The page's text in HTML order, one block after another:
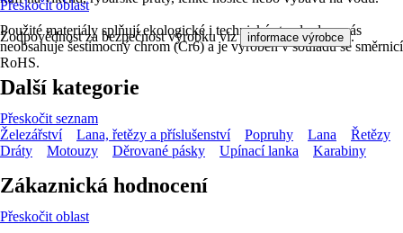
Použité materiály splňují ekologické i technické standardy – pás
neobsahuje šestimocný chrom (Cr6) a je vyroben v souladu se směrnicí
RoHS.
Přeskočit oblast
Zodpovědnost za bezpečnost výrobku viz informace výrobce .
Další kategorie
Přeskočit seznam
Železářství
Lana, řetězy a příslušenství Popruhy Lana
Řetězy
Dráty
Motouzy Děrované pásky Upínací lanka Karabiny
Zákaznická hodnocení
Přeskočit oblast